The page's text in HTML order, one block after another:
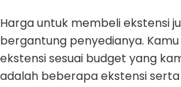
Harga untuk membeli ekstensi
bergantung penyedianya.
ekstensi sesuai budget yang
adalah beberapa ekstensi